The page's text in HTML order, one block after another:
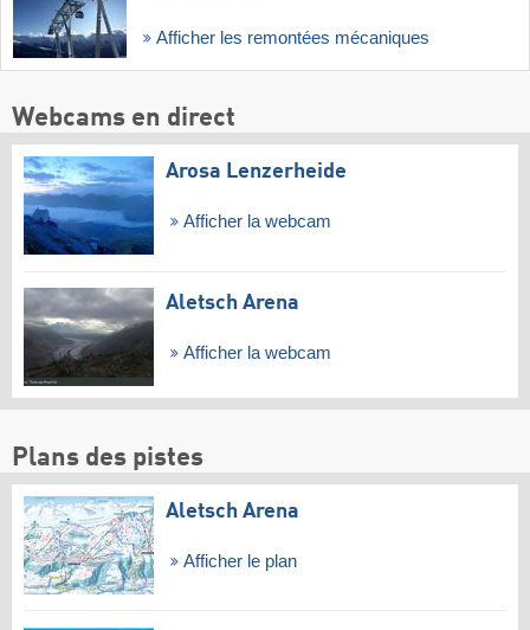
Afficher les remontées mécaniques
Webcams en direct
Arosa Lenzerheide
Afficher la webcam
Aletsch Arena
Afficher la webcam
Plans des pistes
Aletsch Arena
Afficher le plan